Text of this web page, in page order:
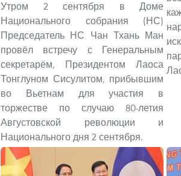
Утром 2 сентября в Доме
Национального собрания (НС)
Председатель НС Чан Тхань Ман
провёл встречу с Генеральным
секретарём, Президентом Лаоса
Тонглуном Сисулитом, прибывшим
во Вьетнам для участия в
торжестве по случаю 80-летия
Августовской революции и
Национального дня 2 сентября.